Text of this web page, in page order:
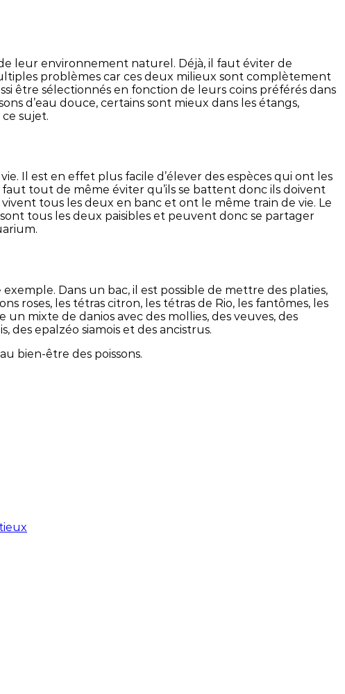
leur environnement naturel. Déjà, il faut éviter de
problèmes car ces deux milieux sont complètement
être sélectionnés en fonction de leurs coins préférés dans
d’eau douce, certains sont mieux dans les étangs,
ce sujet.
Il est en effet plus facile d’élever des espèces qui ont les
tout de même éviter qu’ils se battent donc ils doivent
tous les deux en banc et ont le même train de vie. Le
tous les deux paisibles et peuvent donc se partager
Dans un bac, il est possible de mettre des platies,
roses, les tétras citron, les tétras de Rio, les fantômes, les
mixte de danios avec des mollies, des veuves, des
des epalzéo siamois et des ancistrus.
bien-être des poissons.